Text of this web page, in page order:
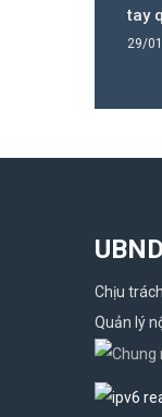
tay
29/
Chịu
Quản lý